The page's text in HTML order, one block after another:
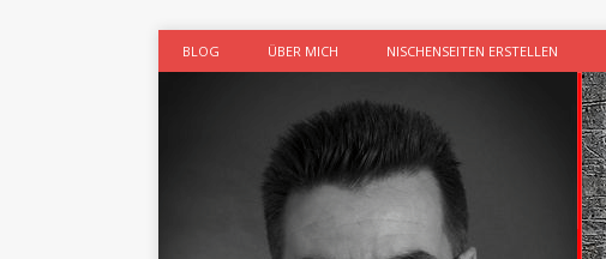
BLOG ÜBER MICH NISCHENSEITEN ERSTELLEN